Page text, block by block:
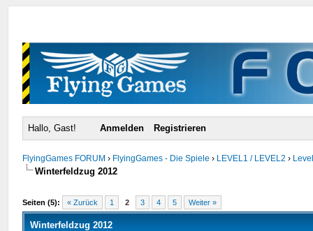
Hallo, Gast! Anmelden Registrieren
FlyingGames FORUM › FlyingGames - Die Spiele › LEVEL1 / LEVEL2 ›
Winterfeldzug 2012
Seiten (5): « Zurück 1 2 3 4 5 Weiter »
Winterfeldzug 2012